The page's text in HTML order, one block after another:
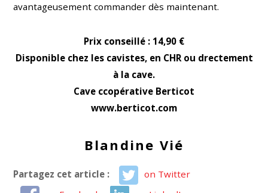
avantageusement commander dès maintenant.
Prix conseillé : 14,90 €
Disponible chez les cavistes, en CHR ou drectement
à la cave.
Cave ccopérative Berticot
www.berticot.com
Blandine Vié
Partagez cet article :
on Twitter